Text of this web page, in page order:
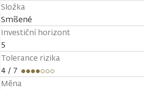
Složka
Smíšené
Investiční horizont
5
Tolerance rizika
4 / 7
Měna